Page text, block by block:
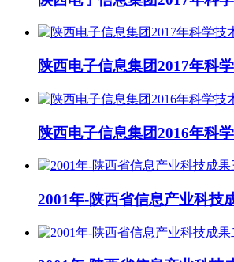
陕西电子信息集团2017年科
陕西电子信息集团2016年科
2001年-陕西省信息产业科技